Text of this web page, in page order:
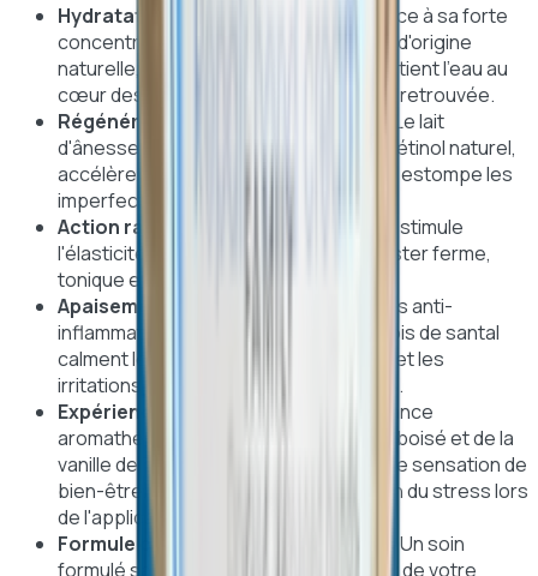
Hydratation intense et durable :
Grâce à sa forte
concentration en agents nourrissants d'origine
naturelle, ce lait désaltère la peau et retient l'eau au
cœur des cellules pour une souplesse retrouvée.
Régénération cellulaire puissante :
Le lait
d'ânesse, riche en antioxydants et en rétinol naturel,
accélère le renouvellement de la peau, estompe les
imperfections et lisse le grain de peau.
Action raffermissante et anti-âge :
Il stimule
l'élasticité cutanée, aidant la peau à rester ferme,
tonique et visiblement plus jeune.
Apaisement immédiat :
Les propriétés anti-
inflammatoires et adoucissantes du bois de santal
calment les tiraillements, les rougeurs et les
irritations des peaux les plus sensibles.
Expérience sensorielle unique :
L'alliance
aromathérapeutique du bois de santal boisé et de la
vanille de Tahiti gourmande procure une sensation de
bien-être, de relaxation et de réduction du stress lors
de l'application.
Formule clean et éco-responsable : Un soin
formulé sans parabènes, respectueux de votre